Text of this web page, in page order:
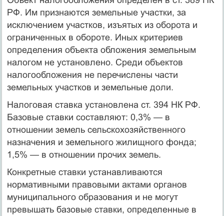
РФ. Им признаются земельные участки, за
исключением участков, изъятых из оборота и
ограниченных в обороте. Иных критериев
определения объекта обложения земельным
налогом не установлено. Среди объектов
налогообложения не перечислены части
земельных участков и земельные доли.
Налоговая ставка установлена ст. 394 НК РФ.
Базовые ставки составляют: 0,3% — в
отношении земель сельскохозяйственного
назначения и земельного жилищного фонда;
1,5% — в отношении прочих земель.
Конкретные ставки устанавливаются
нормативными правовыми актами органов
муниципального образования и не могут
превышать базовые ставки, определенные в